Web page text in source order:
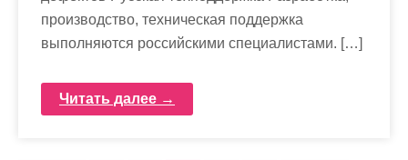
производство, техническая поддержка
выполняются российскими специалистами. […]
Читать далее →